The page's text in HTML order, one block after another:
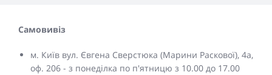
Самовивіз
м. Київ вул. Євгена Сверстюка (Марини Раскової), 4а,
оф. 206 - з понеділка по п'ятницю з 10.00 до 17.00